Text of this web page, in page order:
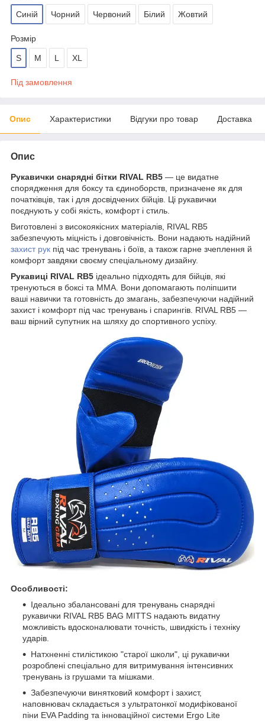
Синій Чорний Червоний Білий Жовтий
Розмір
S M L XL
Під замовлення
Опис Характеристики Відгуки про товар Доставка
Опис
Рукавички снарядні бітки RIVAL RB5 — це видатне
спорядження для боксу та єдиноборств, призначене як для
початківців, так і для досвідчених бійців. Ці рукавички
поєднують у собі якість, комфорт і стиль.
Виготовлені з високоякісних матеріалів, RIVAL RB5
забезпечують міцність і довговічність. Вони надають надійний
захист рук під час тренувань і боїв, а також гарне зчеплення й
комфорт завдяки своєму спеціальному дизайну.
Рукавиці RIVAL RB5 ідеально підходять для бійців, які
тренуються в боксі та ММА. Вони допомагають поліпшити
ваші навички та готовність до змагань, забезпечуючи надійний
захист і комфорт під час тренувань і спарингів. RIVAL RB5 —
ваш вірний супутник на шляху до спортивного успіху.
Особливості:
Ідеально збалансовані для тренувань снарядні
рукавички RIVAL RB5 BAG MITTS надають видатну
можливість вдосконалювати точність, швидкість і техніку
ударів.
Натхненні стилістикою "старої школи", ці рукавички
розроблені спеціально для витримування інтенсивних
тренувань із грушами та мішками.
Забезпечуючи винятковий комфорт і захист,
наповнювач складається з ультратонкої модифікованої
піни EVA Padding та інноваційної системи Ergo Lite